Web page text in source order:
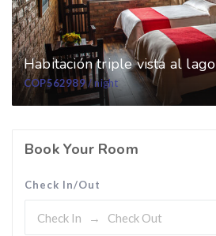
Habitación triple vista al lago
COP562989/ night
Book Your Room
Check In/Out